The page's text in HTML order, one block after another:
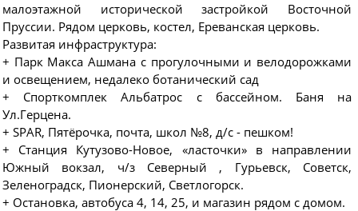
малоэтажной исторической застройкой Восточной
Пруссии. Рядом церковь, костел, Ереванская церковь.
Развитая инфраструктура:
+ Парк Макса Ашмана с прогулочными и велодорожками
и освещением, недалеко ботанический сад
+ Спорткомплек Альбатрос с бассейном. Баня на
Ул.Герцена.
+ SРАR, Пятёрочка, почта, школ №8, д/с - пешком!
+ Станция Кутузово-Новое, «ласточки» в направлении
Южный вокзал, ч/з Северный , Гурьевск, Советск,
Зеленоградск, Пионерский, Светлогорск.
+ Остановка, автобуса 4, 14, 25, и магазин рядом с домом.